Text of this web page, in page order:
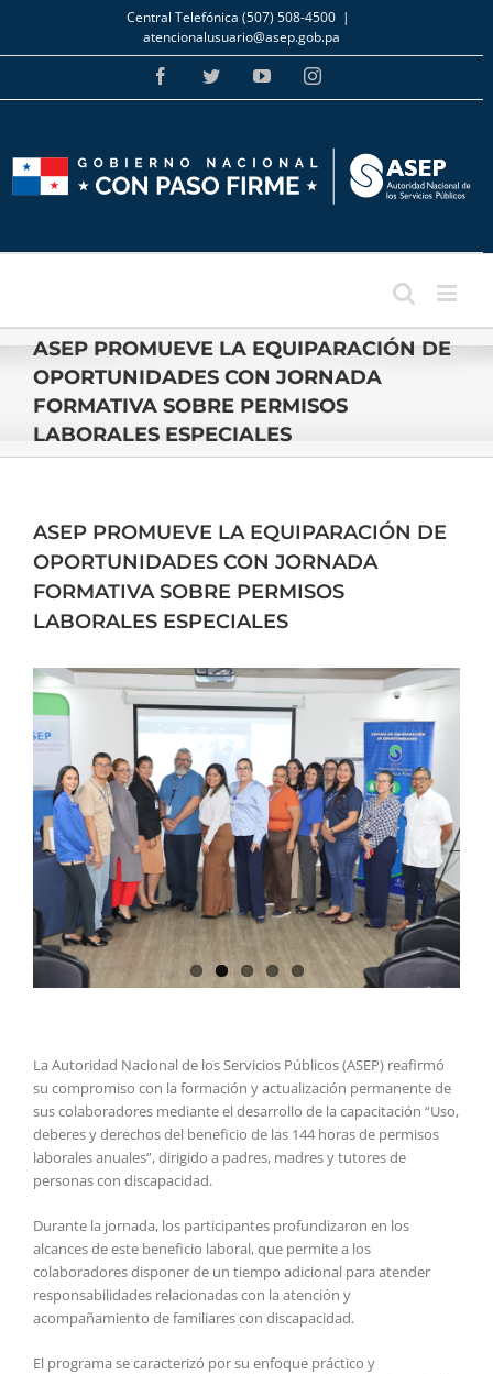
Skip
to
content
Central Telefónica (507) 508-4500 |
atencionalusuario@asep.gob.pa
FacebookTwitterYouTubeInstagram
ASEP PROMUEVE LA EQUIPARACIÓN DE
OPORTUNIDADES CON JORNADA
FORMATIVA SOBRE PERMISOS
LABORALES ESPECIALES
ASEP PROMUEVE LA EQUIPARACIÓN DE
OPORTUNIDADES CON JORNADA
FORMATIVA SOBRE PERMISOS
LABORALES ESPECIALES
La Autoridad Nacional de los Servicios Públicos (ASEP) reafirmó
su compromiso con la formación y actualización permanente de
sus colaboradores mediante el desarrollo de la capacitación “Uso,
deberes y derechos del beneficio de las 144 horas de permisos
laborales anuales”, dirigido a padres, madres y tutores de
personas con discapacidad.
Durante la jornada, los participantes profundizaron en los
alcances de este beneficio laboral, que permite a los
colaboradores disponer de un tiempo adicional para atender
responsabilidades relacionadas con la atención y
acompañamiento de familiares con discapacidad.
El programa se caracterizó por su enfoque práctico y